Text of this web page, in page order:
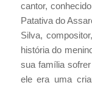
cantor,
Patativa do
Silva,
história do
sua família
ele era uma